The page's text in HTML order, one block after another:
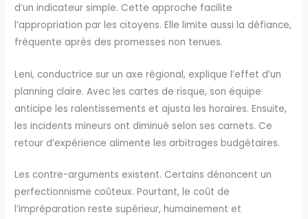
d’un indicateur simple. Cette approche facilite
l’appropriation par les citoyens. Elle limite aussi la défiance,
fréquente après des promesses non tenues.
Leni, conductrice sur un axe régional, explique l’effet d’un
planning claire. Avec les cartes de risque, son équipe
anticipe les ralentissements et ajusta les horaires. Ensuite,
les incidents mineurs ont diminué selon ses carnets. Ce
retour d’expérience alimente les arbitrages budgétaires.
Les contre-arguments existent. Certains dénoncent un
perfectionnisme coûteux. Pourtant, le coût de
l’impréparation reste supérieur, humainement et